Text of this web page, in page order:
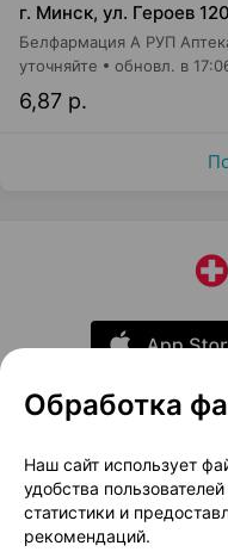
Белфармация А РУП
6,87 р.
уточняйте обновл. в
О проекте
Размещение
Обработка
Наш сайт использует
удобства
статистики и
рекомендаций.